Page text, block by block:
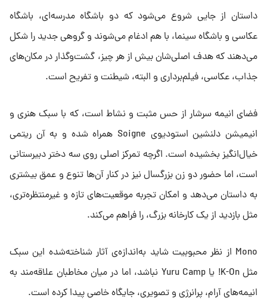
داستان از جایی شروع می‌شود که دو باشگاه مدرسه‌ای، باشگاه
عکاسی و باشگاه سینما، با هم ادغام می‌شوند و گروهی جدید را شکل
می‌دهند که هدف اصلی‌شان بیش از هر چیز، گشت‌وگذار در مکان‌های
جذاب، عکاسی، فیلم‌برداری و البته، شیطنت و تفریح است.
فضای انیمه سرشار از حس مثبت و نشاط است، که با سبک هنری و
انیمیشن دلنشین استودیوی Soigne همراه شده و به آن ریتمی
خیال‌انگیز بخشیده است. اگرچه تمرکز اصلی روی سه دختر دبیرستانی
است، اما حضور دو زن بزرگسال نیز در کنار آن‌ها تنوع و عمق بیشتری
به داستان می‌دهد و امکان تجربه‌ موقعیت‌های تازه‌ و غیرمنتظره‌تری،
مثل بازدید از یک کارخانه بزرگ، را فراهم می‌کند.
Mono از نظر محبوبیت شاید به‌اندازه‌ی آثار شناخته‌شده‌ این سبک
مثل K-On! یا Yuru Camp نباشد، اما در میان مخاطبان علاقه‌مند به
انیمه‌های آرام، پرانرژی و تصویری، جایگاه خاصی پیدا کرده است.